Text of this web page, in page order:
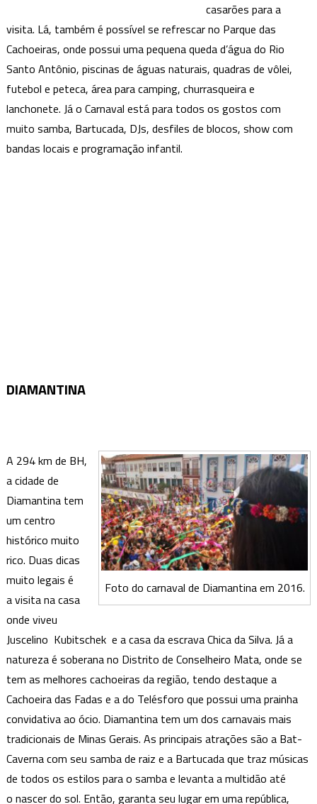
casarões para a
visita. Lá, também é possível se refrescar no Parque das
Cachoeiras, onde possui uma pequena queda d’água do Rio
Santo Antônio, piscinas de águas naturais, quadras de vôlei,
futebol e peteca, área para camping, churrasqueira e
lanchonete. Já o Carnaval está para todos os gostos com
muito samba, Bartucada, DJs, desfiles de blocos, show com
bandas locais e programação infantil.
DIAMANTINA
Foto do carnaval de Diamantina em 2016.
A 294 km de BH,
a cidade de
Diamantina tem
um centro
histórico muito
rico. Duas dicas
muito legais é
a visita na casa
onde viveu
Juscelino Kubitschek e a casa da escrava Chica da Silva. Já a
natureza é soberana no Distrito de Conselheiro Mata, onde se
tem as melhores cachoeiras da região, tendo destaque a
Cachoeira das Fadas e a do Telésforo que possui uma prainha
convidativa ao ócio. Diamantina tem um dos carnavais mais
tradicionais de Minas Gerais. As principais atrações são a Bat-
Caverna com seu samba de raiz e a Bartucada que traz músicas
de todos os estilos para o samba e levanta a multidão até
o nascer do sol. Então, garanta seu lugar em uma república,